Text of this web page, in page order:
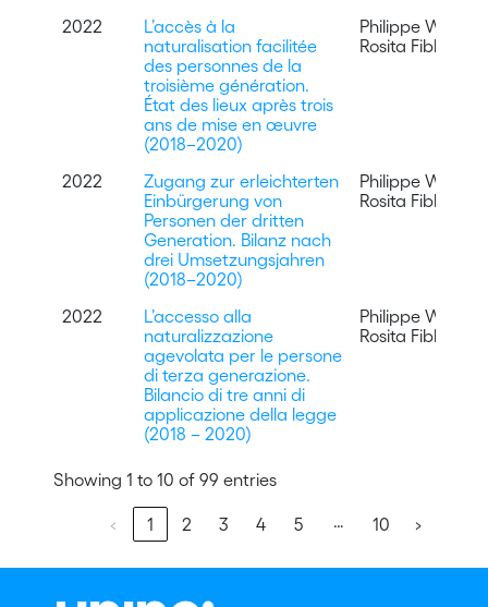
2022
L’accès à la
naturalisation facilitée
des personnes de la
troisième génération.
État des lieux après trois
ans de mise en œuvre
(2018–2020)
Philippe
Rosita Fibbi
2022
Zugang zur erleichterten
Einbürgerung von
Personen der dritten
Generation. Bilanz nach
drei Umsetzungsjahren
(2018–2020)
Philippe
Rosita Fibbi
2022
L’accesso alla
naturalizzazione
agevolata per le persone
di terza generazione.
Bilancio di tre anni di
applicazione della legge
(2018 – 2020)
Philippe
Rosita Fibbi
Showing 1 to 10 of 99 entries
‹ 1 2 3 4 5 … 10 ›